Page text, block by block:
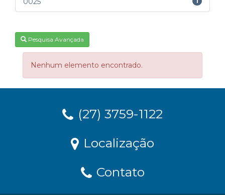
Pesquisa Avançada
Nenhum elemento encontrado.
(27) 3759-1122
Localização
Contato